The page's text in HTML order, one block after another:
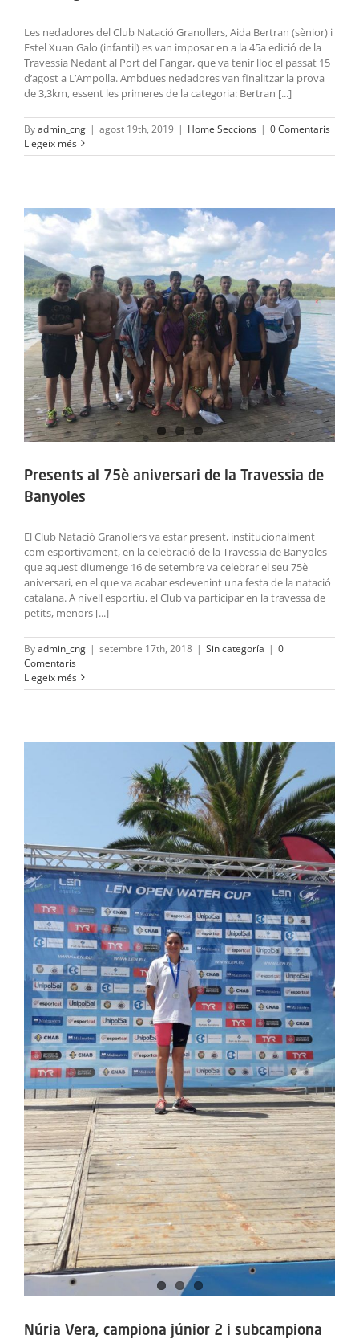
Les nedadores del Club Natació Granollers, Aida Bertran (sènior) i
Estel Xuan Galo (infantil) es van imposar en a la 45a edició de la
Travessia Nedant al Port del Fangar, que va tenir lloc el passat 15
d’agost a L’Ampolla. Ambdues nedadores van finalitzar la prova
de 3,3km, essent les primeres de la categoria: Bertran [...]
Byadmin_cng | agost 19th, 2019 | Home Seccions | 0 Comentaris
Llegeix més
Presents al 75è aniversari de la Travessia de
Banyoles
El Club Natació Granollers va estar present, institucionalment
com esportivament, en la celebració de la Travessia de Banyoles
que aquest diumenge 16 de setembre va celebrar el seu 75è
aniversari, en el que va acabar esdevenint una festa de la natació
catalana. A nivell esportiu, el Club va participar en la travessa de
petits, menors [...]
Byadmin_cng | setembre 17th, 2018 | Sin categoría | 0
Comentaris
Llegeix més
Núria Vera, campiona júnior 2 i subcampiona